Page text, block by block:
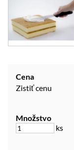
Cena
Zistiť cenu
Množstvo
ks